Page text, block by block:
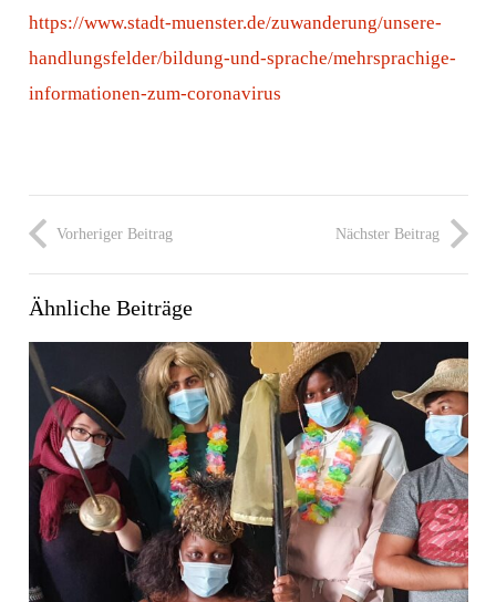
https://www.stadt-muenster.de/zuwanderung/unsere-
handlungsfelder/bildung-und-sprache/mehrsprachige-
informationen-zum-coronavirus
Vorheriger Beitrag Nächster Beitrag
Ähnliche Beiträge